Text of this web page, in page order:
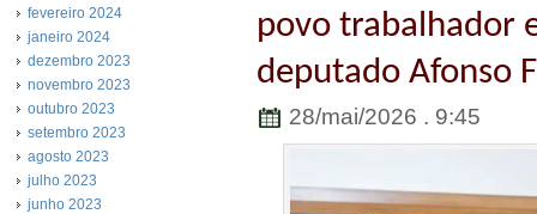
fevereiro 2024
janeiro 2024
dezembro 2023
novembro 2023
outubro 2023
setembro 2023
agosto 2023
julho 2023
junho 2023
povo trabalhador
deputado Afonso
28/mai/2026 . 9:45